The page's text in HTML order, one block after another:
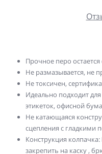
Прочное перо
Не размазывается, не
Не токсичен,
Идеально подходит
этикеток, офисной
Не катающаяся
сцепления с гладкими
Конструкция
закрепить на каску ,